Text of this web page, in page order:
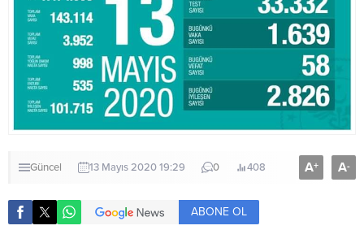
Güncel 13 Mayıs 2020 19:29 0 408 A+ A-
ABONE OL